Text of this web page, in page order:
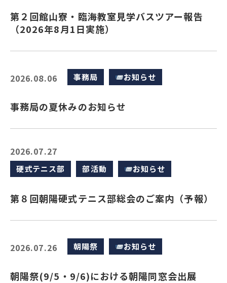
第２回館山寮・臨海教室見学バスツアー報告
（2026年8月1日実施）
2026.08.06 事務局 お知らせ
事務局の夏休みのお知らせ
2026.07.27
硬式テニス部 部活動 お知らせ
第８回朝陽硬式テニス部総会のご案内（予報）
2026.07.26 朝陽祭 お知らせ
朝陽祭(9/5・9/6)における朝陽同窓会出展